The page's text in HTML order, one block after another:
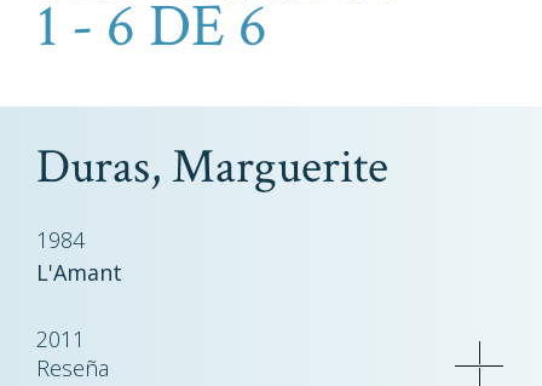
1 - 6 DE 6
Duras, Marguerite
1984
L'Amant
2011
Reseña